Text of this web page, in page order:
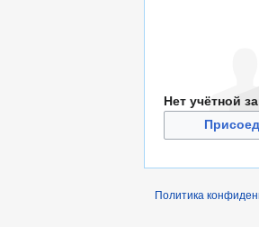
Нет учётной
Политика